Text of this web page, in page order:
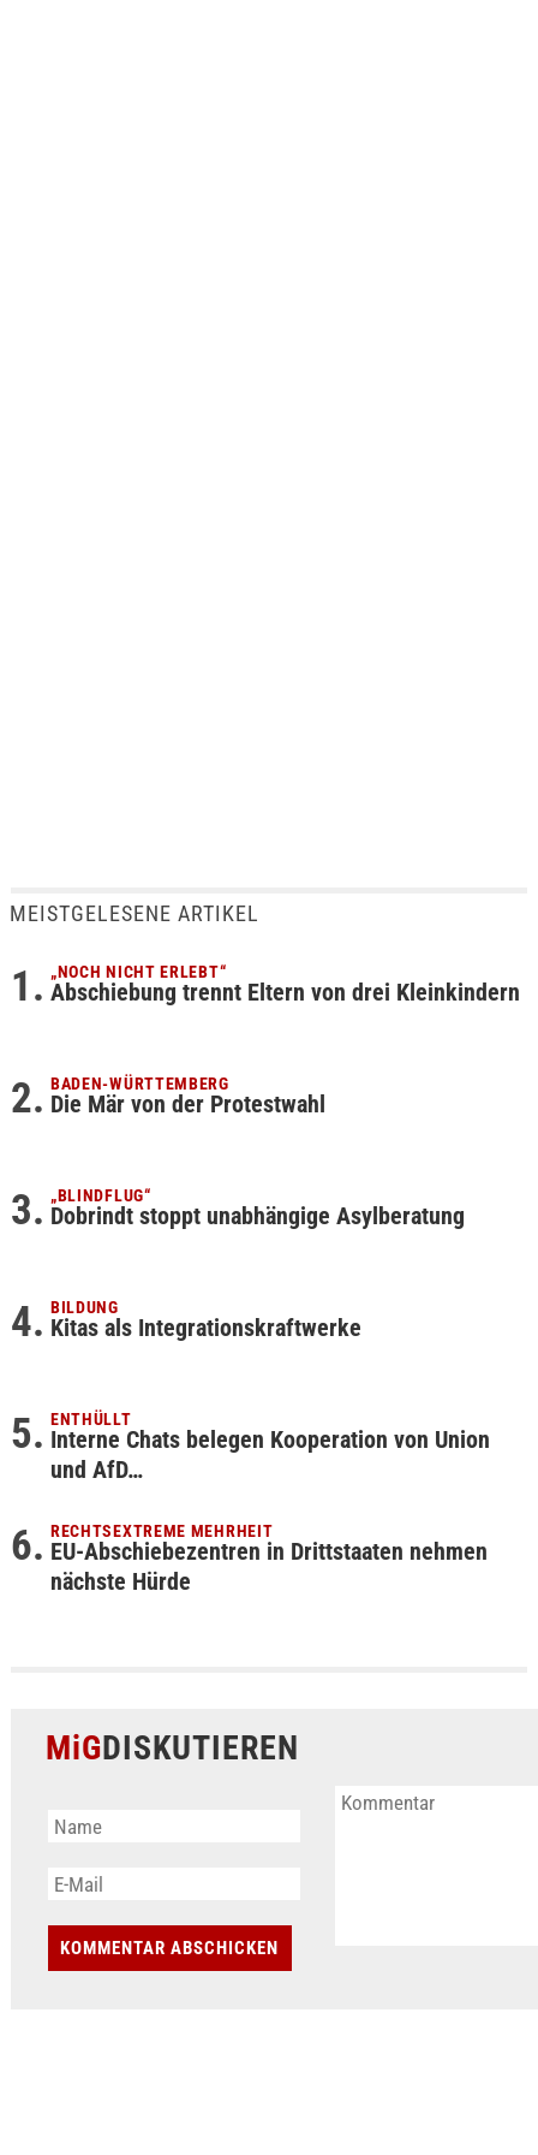
MEISTGELESENE ARTIKEL
„NOCH NICHT ERLEBT“
Abschiebung trennt Eltern von drei Kleinkindern
BADEN-WÜRTTEMBERG
Die Mär von der Protestwahl
„BLINDFLUG“
Dobrindt stoppt unabhängige Asylberatung
BILDUNG
Kitas als Integrationskraftwerke
ENTHÜLLT
Interne Chats belegen Kooperation von Union
und AfD…
RECHTSEXTREME MEHRHEIT
EU-Abschiebezentren in Drittstaaten nehmen
nächste Hürde
MiGDISKUTIEREN